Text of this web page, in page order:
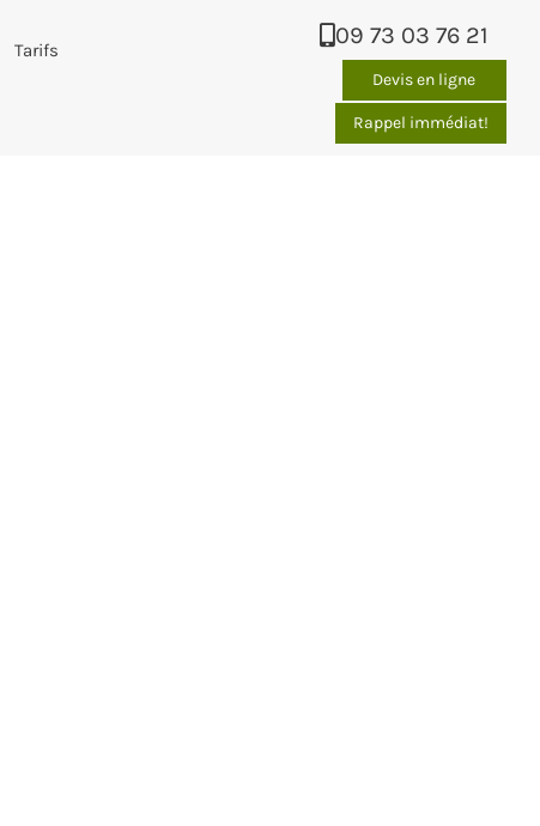
Tarifs
09 73 03 76 21
Devis en ligne
Rappel immédiat!